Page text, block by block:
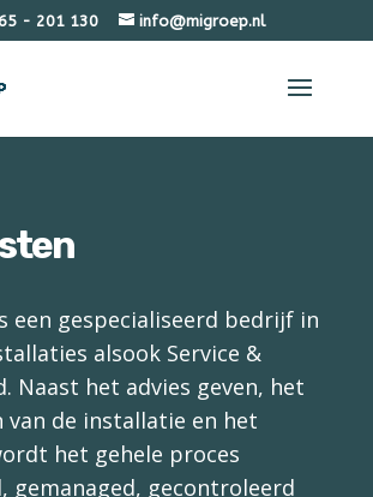
- 201 130 info@migroep.nl
een gespecialiseerd bedrijf in
alsook Service &
Naast het advies geven, het
van de installatie en het
het gehele proces
gemanaged, gecontroleerd